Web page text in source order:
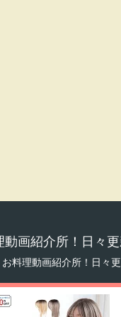
動画紹介所！日々更
料理動画紹介所！日々更